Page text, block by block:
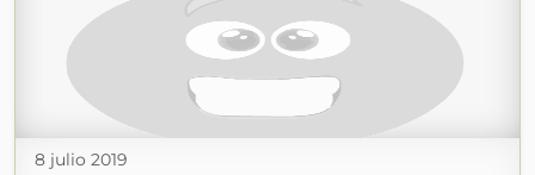
8 julio 2019